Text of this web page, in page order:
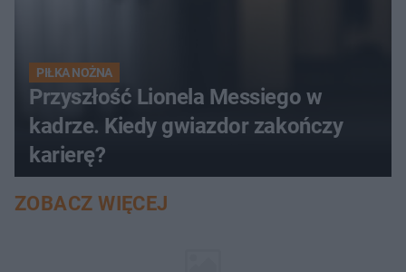
PIŁKA NOŻNA
Przyszłość Lionela Messiego w
kadrze. Kiedy gwiazdor zakończy
karierę?
ZOBACZ WIĘCEJ